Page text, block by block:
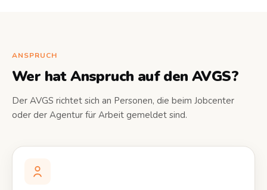
ANSPRUCH
Wer hat Anspruch auf den AVGS?
Der AVGS richtet sich an Personen, die beim Jobcenter
oder der Agentur für Arbeit gemeldet sind.